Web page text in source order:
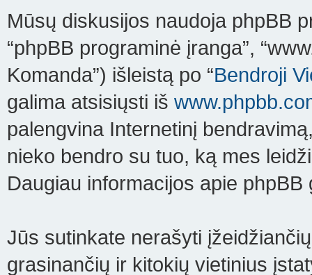
Mūsų diskusijos naudoja phpBB
“phpBB programinė įranga”,
Komanda”) išleistą po “Bendroji
galima atsisiųsti iš
palengvina Internetinį
nieko bendro su tuo, ką mes
Daugiau informacijos apie
Jūs sutinkate nerašyti
grasinančių ir kitokių vietinius